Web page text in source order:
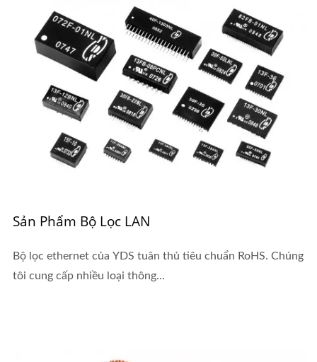
Sản Phẩm Bộ Lọc LAN
Bộ lọc ethernet của YDS tuân thủ tiêu chuẩn RoHS. Chúng
tôi cung cấp nhiều loại thông...